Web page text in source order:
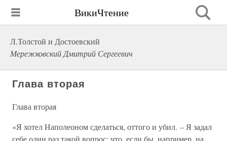
ВикиЧтение
Л.Толстой и Достоевский
Мережковский Дмитрий Сергеевич
Глава вторая
Глава вторая
«Я хотел Наполеоном сделаться, оттого и убил. – Я задал
себе один раз такой вопрос: что, если бы, например, на